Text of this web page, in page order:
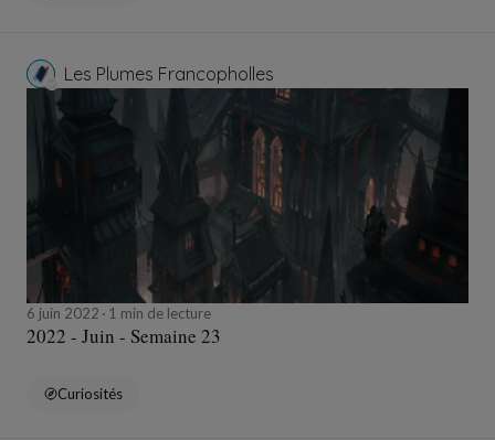
Les Plumes Francopholles
6 juin 2022 1 min de lecture
2022 - Juin - Semaine 23
Curiosités